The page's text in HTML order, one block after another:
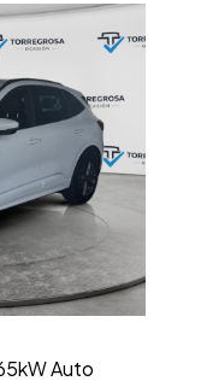
Auto